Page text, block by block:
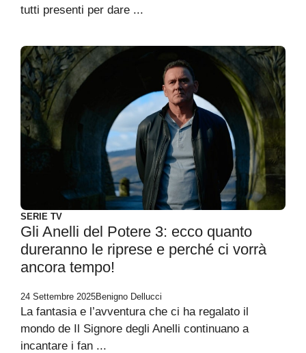
tutti presenti per dare ...
SERIE TV
Gli Anelli del Potere 3: ecco quanto
dureranno le riprese e perché ci vorrà
ancora tempo!
24 Settembre 2025Benigno Dellucci
La fantasia e l’avventura che ci ha regalato il
mondo de Il Signore degli Anelli continuano a
incantare i fan ...